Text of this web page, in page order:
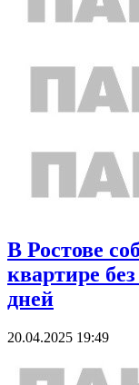
В Ростове
квартире
дней
20.04.2025 19:49